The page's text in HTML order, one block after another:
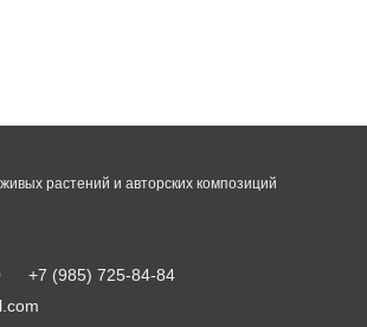
+7 (985) 725-84-84